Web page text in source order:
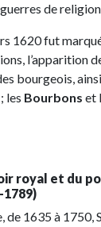
de
1620 fut
l’apparition
bourgeois,
les Bourbons et
royal et du
1789)
de 1635 à 1750,